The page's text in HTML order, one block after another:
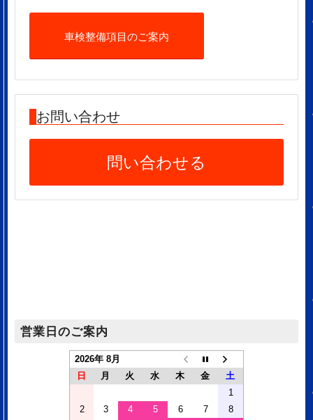
車検整備項目のご案内
お問い合わせ
問い合わせる
営業日のご案内
2026年 8月
日
月 火 水 木 金
土
1
2
3 4 5 6 7 8